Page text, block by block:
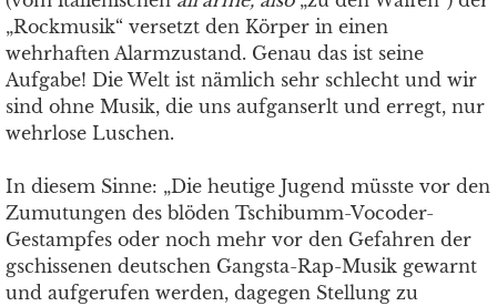
„Rockmusik“ versetzt den Körper in einen
wehrhaften Alarmzustand. Genau das ist seine
Aufgabe! Die Welt ist nämlich sehr schlecht und wir
sind ohne Musik, die uns aufganserlt und erregt, nur
wehrlose Luschen.
In diesem Sinne: „Die heutige Jugend müsste vor den
Zumutungen des blöden Tschibumm-Vocoder-
Gestampfes oder noch mehr vor den Gefahren der
gschissenen deutschen Gangsta-Rap-Musik gewarnt
und aufgerufen werden, dagegen Stellung zu